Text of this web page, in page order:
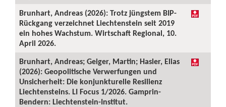
Brunhart, Andreas (2026): Trotz jüngstem BIP-
Rückgang verzeichnet Liechtenstein seit 2019
ein hohes Wachstum. Wirtschaft Regional, 10.
April 2026.
Brunhart, Andreas; Geiger, Martin; Hasler, Elias
(2026): Geopolitische Verwerfungen und
Unsicherheit: Die konjunkturelle Resilienz
Liechtensteins. LI Focus 1/2026. Gamprin-
Bendern: Liechtenstein-Institut.